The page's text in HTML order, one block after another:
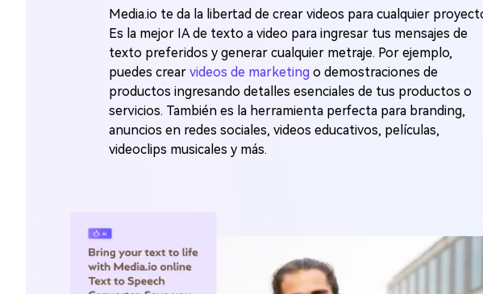
Media.io te da la libertad de crear videos para cualquier
Es la mejor IA de texto a video para ingresar tus mensajes de
texto preferidos y generar cualquier metraje. Por ejemplo,
puedes crear videos de marketing o demostraciones de
productos ingresando detalles esenciales de tus productos o
servicios. También es la herramienta perfecta para branding,
anuncios en redes sociales, videos educativos, películas,
videoclips musicales y más.